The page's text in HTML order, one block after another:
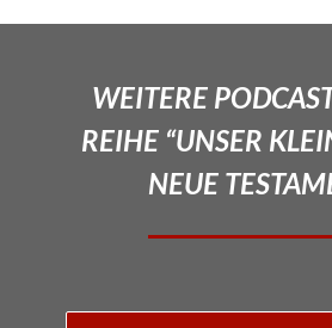
WEITERE
REIHE “UNSER
NEUE